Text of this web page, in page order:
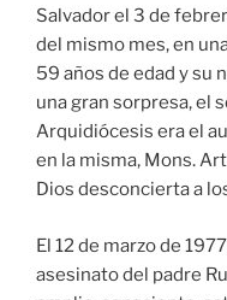
Salvador el 3 de
del mismo mes, en
59 años de edad y su
una gran sorpresa, el
Arquidiócesis era el
en la misma, Mons.
Dios desconcierta a
El 12 de marzo de
asesinato del padre